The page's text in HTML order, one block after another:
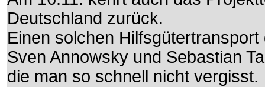
Deutschland zurück.
Einen solchen
Sven Annowsky und Sebastian
die man so schnell nicht vergisst.